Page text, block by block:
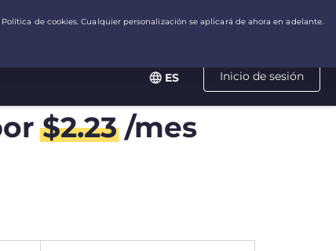
Inicio de sesión
ES
$2.23/mes